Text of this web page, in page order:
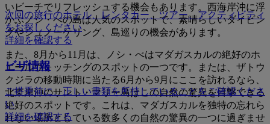
いビーチでリフレッシュする機会もあります。西海岸沖に浮
かぶノシ・べの島は人気のスポットで、素晴らしいダイビン
グやシュノーケリング、島巡りの機会があります。
また、8月から11月は、ノシ・べはマダガスカルの絶好のホ
エールウォッチングのスポットの一つです。または、ザトウ
クジラの移動時期に当たる6月から9月にここを訪れるなら、
北東岸沖のサント・マリー島はこの自然の驚異を目撃できる
絶好のスポットです。これは、マダガスカルを独特の忘れら
れない場所としている数多くの自然の驚異の一つに過ぎませ
次回の旅行のホテル、レンタカー、ツアー、アクティビティ
をお探しください
詳細を確認する
ビザ情報
ご搭乗前に、正しい書類を所持していることをご確認くださ
い
詳細を確認する